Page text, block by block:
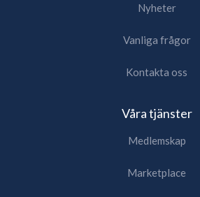
Nyheter
Vanliga frågor
Kontakta oss
Våra tjänster
Medlemskap
Marketplace